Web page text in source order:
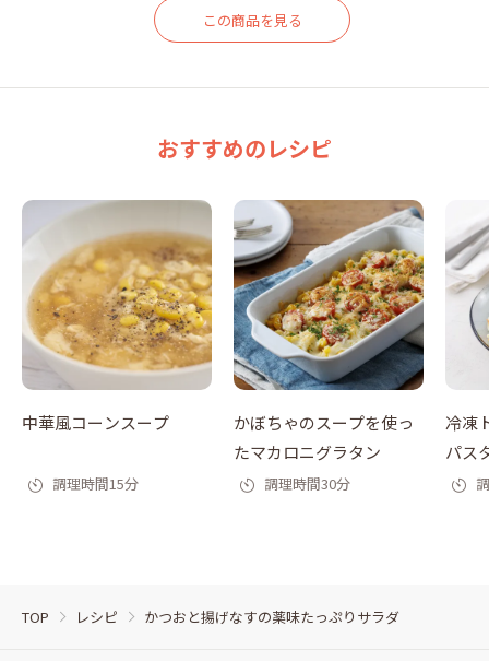
この商品を見る
おすすめのレシピ
中華風コーンスープ
調理時間15分
かぼちゃのスープを使っ
たマカロニグラタン
調理時間30分
冷凍
パス
TOP レシピ かつおと揚げなすの薬味たっぷりサラダ